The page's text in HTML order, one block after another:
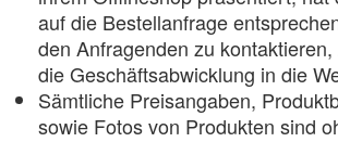
auf die Bestellanfrage
den Anfragenden zu
die Geschäftsabwicklung in die
Sämtliche Preisangaben,
sowie Fotos von Produkten sind